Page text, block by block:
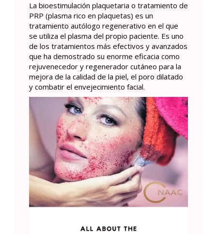
La bioestimulación plaquetaria o tratamiento de
PRP (plasma rico en plaquetas) es un
tratamiento autólogo regenerativo en el que
se utiliza el plasma del propio paciente. Es uno
de los tratamientos más efectivos y avanzados
que ha demostrado su enorme eficacia como
rejuvenecedor y regenerador cutáneo para la
mejora de la calidad de la piel, el poro dilatado
y combatir el envejecimiento facial.